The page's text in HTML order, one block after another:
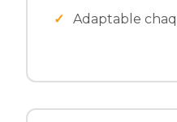
Adaptable